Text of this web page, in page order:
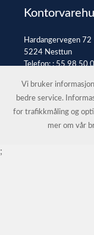
Hardangervegen 72
5224 Nesttun
Telefon: :55 98 50
©
Vi bruker
bedre service.
for trafikkmåling og
mer om vår
;